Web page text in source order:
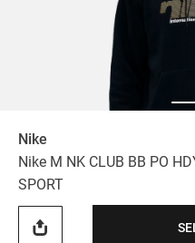
Nike
Nike M NK CLUB BB PO
SPORT